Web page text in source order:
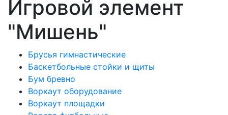
Игровой элемент
"Мишень"
Брусья гимнастические
Баскетбольные стойки и щиты
Бум бревно
Воркаут оборудование
Воркаут площадки